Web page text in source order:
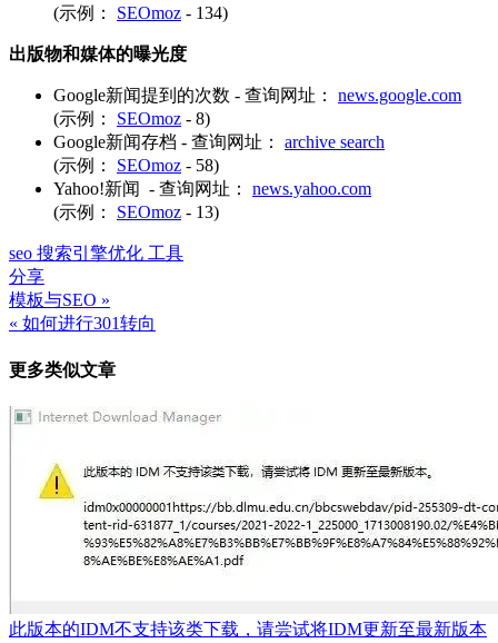
(示例： SEOmoz - 134)
出版物和媒体的曝光度
Google新闻提到的次数 - 查询网址： news.google.com
(示例： SEOmoz - 8)
Google新闻存档 - 查询网址： archive search
(示例： SEOmoz - 58)
Yahoo!新闻 - 查询网址： news.yahoo.com
(示例： SEOmoz - 13)
seo 搜索引擎优化 工具
分享
文
章
导
航
模板与SEO »
« 如何进行301转向
更多类似文章
此版本的IDM不支持该类下载，请尝试将IDM更新至最新版本